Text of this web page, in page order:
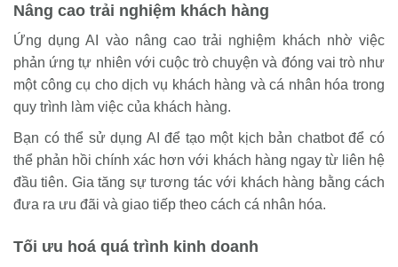
Nâng cao trải nghiệm khách hàng
Ứng dụng AI vào nâng cao trải nghiệm khách nhờ việc
phản ứng tự nhiên với cuộc trò chuyện và đóng vai trò như
một công cụ cho dịch vụ khách hàng và cá nhân hóa trong
quy trình làm việc của khách hàng.
Bạn có thể sử dụng AI để tạo một kịch bản chatbot để có
thể phản hồi chính xác hơn với khách hàng ngay từ liên hệ
đầu tiên. Gia tăng sự tương tác với khách hàng bằng cách
đưa ra ưu đãi và giao tiếp theo cách cá nhân hóa.
Tối ưu hoá quá trình kinh doanh